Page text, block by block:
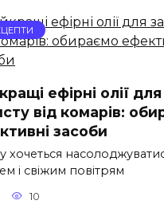
ефірні олії для
від комарів:
засоби
хочеться
і свіжим повітрям
10